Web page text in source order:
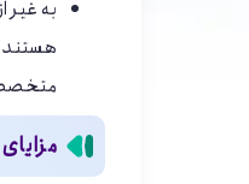
به غیر
هستند